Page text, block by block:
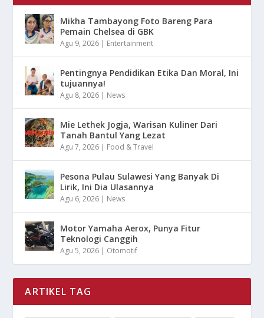
Mikha Tambayong Foto Bareng Para
Pemain Chelsea di GBK
Agu 9, 2026 | Entertainment
Pentingnya Pendidikan Etika Dan Moral, Ini
tujuannya!
Agu 8, 2026 | News
Mie Lethek Jogja, Warisan Kuliner Dari
Tanah Bantul Yang Lezat
Agu 7, 2026 | Food & Travel
Pesona Pulau Sulawesi Yang Banyak Di
Lirik, Ini Dia Ulasannya
Agu 6, 2026 | News
Motor Yamaha Aerox, Punya Fitur
Teknologi Canggih
Agu 5, 2026 | Otomotif
ARTIKEL TAG